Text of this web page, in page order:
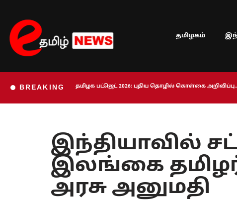
Skip
to
content
தமிழகம்
BREAKING தமிழக பட்ஜெட் 2026: புதிய தொழில் கொள்கை
இந்தியாவில்
இலங்கை
அரசு அனுமதி